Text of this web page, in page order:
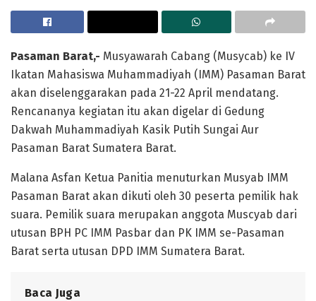
Pasaman Barat,- Musyawarah Cabang (Musycab) ke IV
Ikatan Mahasiswa Muhammadiyah (IMM) Pasaman Barat
akan diselenggarakan pada 21-22 April mendatang.
Rencananya kegiatan itu akan digelar di Gedung
Dakwah Muhammadiyah Kasik Putih Sungai Aur
Pasaman Barat Sumatera Barat.
Malana Asfan Ketua Panitia menuturkan Musyab IMM
Pasaman Barat akan dikuti oleh 30 peserta pemilik hak
suara. Pemilik suara merupakan anggota Muscyab dari
utusan BPH PC IMM Pasbar dan PK IMM se-Pasaman
Barat serta utusan DPD IMM Sumatera Barat.
Baca Juga